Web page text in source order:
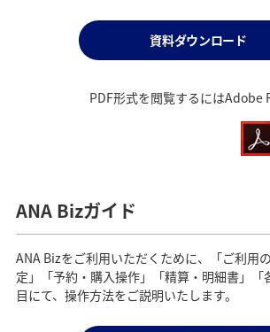
資料ダウンロード
PDF形式を閲覧するにはAdobe
ANA Bizガイド
ANA Bizをご利用いただくために、「ご利用
定」「予約・購入操作」「精算・明細書」「
目にて、操作方法をご説明いたします。